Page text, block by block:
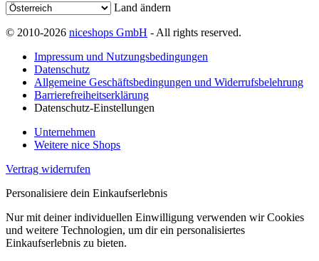
Land ändern
© 2010-2026 niceshops GmbH - All rights reserved.
Impressum und Nutzungsbedingungen
Datenschutz
Allgemeine Geschäftsbedingungen und Widerrufsbelehrung
Barrierefreiheitserklärung
Datenschutz-Einstellungen
Unternehmen
Weitere nice Shops
Vertrag widerrufen
Personalisiere dein Einkaufserlebnis
Nur mit deiner individuellen Einwilligung verwenden wir Cookies
und weitere Technologien, um dir ein personalisiertes
Einkaufserlebnis zu bieten.